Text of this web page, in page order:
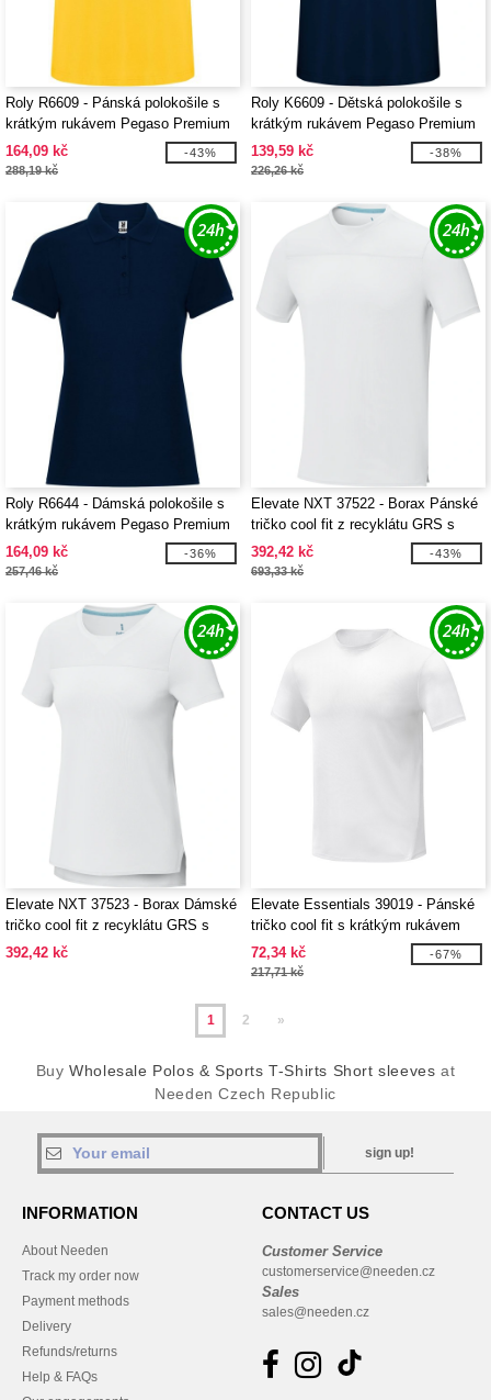
Roly R6609 - Pánská polokošile s
krátkým rukávem Pegaso Premium
164,09 kč
288,19 kč
-43%
Roly K6609 - Dětská polokošile s
krátkým rukávem Pegaso Premium
139,59 kč
226,26 kč
-38%
Roly R6644 - Dámská polokošile s
krátkým rukávem Pegaso Premium
164,09 kč
257,46 kč
-36%
Elevate NXT 37522 - Borax Pánské
tričko cool fit z recyklátu GRS s
krátkým rukávem
392,42 kč
693,33 kč
-43%
Elevate NXT 37523 - Borax Dámské
tričko cool fit z recyklátu GRS s
krátkým rukávem
392,42 kč
Elevate Essentials 39019 - Pánské
tričko cool fit s krátkým rukávem
Kratos
72,34 kč
217,71 kč
-67%
1 2 »
BuyWholesale Polos & Sports T-Shirts Short sleeves at
Needen Czech Republic
sign up!
INFORMATION
About Needen
Track my order now
Payment methods
Delivery
Refunds/returns
Help & FAQs
CONTACT US
Customer Service
customerservice@needen.cz
Sales
sales@needen.cz